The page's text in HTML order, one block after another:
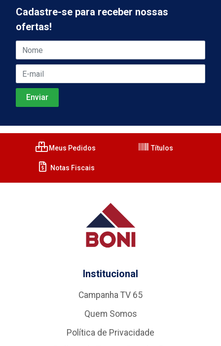
Cadastre-se para receber nossas
ofertas!
Meus Pedidos Títulos
Notas Fiscais
Institucional
Campanha TV 65
Quem Somos
Política de Privacidade